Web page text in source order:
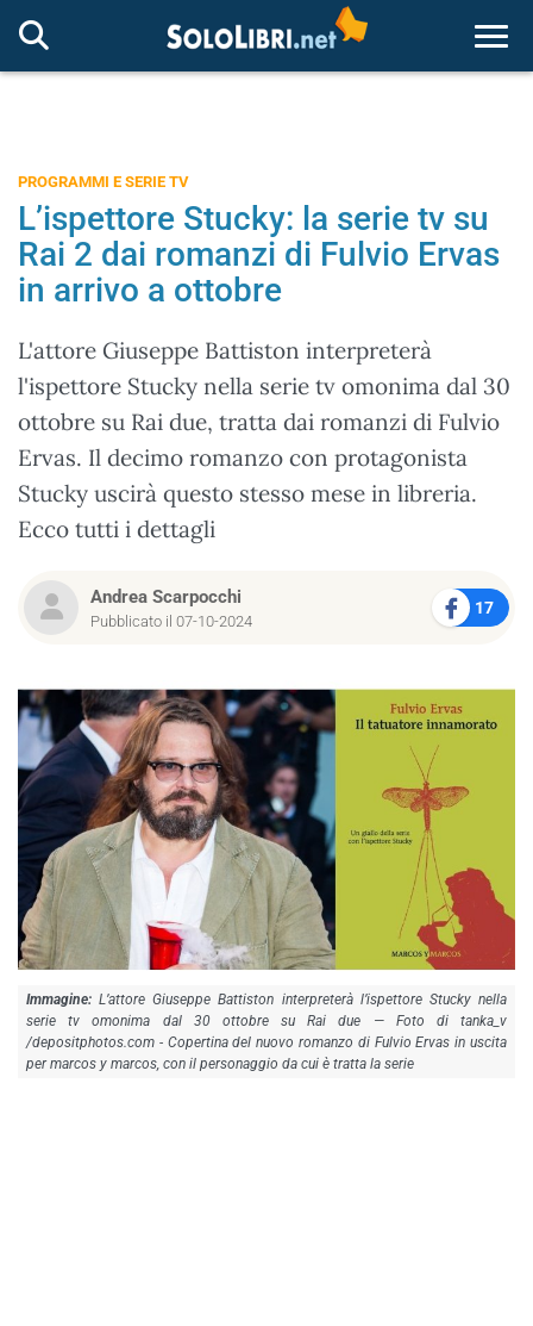
PROGRAMMI E SERIE TV
L’ispettore Stucky: la serie tv su
Rai 2 dai romanzi di Fulvio Ervas
in arrivo a ottobre
L'attore Giuseppe Battiston interpreterà
l'ispettore Stucky nella serie tv omonima dal 30
ottobre su Rai due, tratta dai romanzi di Fulvio
Ervas. Il decimo romanzo con protagonista
Stucky uscirà questo stesso mese in libreria.
Ecco tutti i dettagli
Andrea Scarpocchi
Pubblicato il 07-10-2024
17
L’attore Giuseppe Battiston interpreterà l’ispettore Stucky nella
serie tv omonima dal 30 ottobre su Rai due — Foto di tanka_v
/depositphotos.com - Copertina del nuovo romanzo di Fulvio Ervas in uscita
per marcos y marcos, con il personaggio da cui è tratta la serie